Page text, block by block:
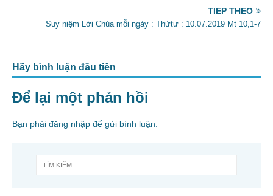
TIẾP THEO
Suy niệm Lời Chúa mỗi ngày : Thứtư : 10.07.2019 Mt 10,1-7
Hãy bình luận đầu tiên
Để lại một phản hồi
Bạn phải đăng nhập để gửi bình luận.